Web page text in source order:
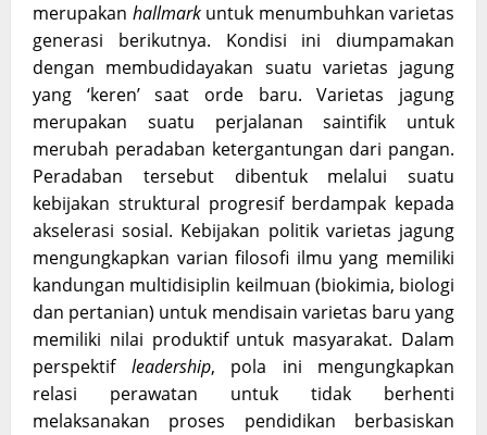
merupakan hallmark untuk menumbuhkan varietas
generasi berikutnya. Kondisi ini diumpamakan
dengan membudidayakan suatu varietas jagung
yang ‘keren’ saat orde baru. Varietas jagung
merupakan suatu perjalanan saintifik untuk
merubah peradaban ketergantungan dari pangan.
Peradaban tersebut dibentuk melalui suatu
kebijakan struktural progresif berdampak kepada
akselerasi sosial. Kebijakan politik varietas jagung
mengungkapkan varian filosofi ilmu yang memiliki
kandungan multidisiplin keilmuan (biokimia, biologi
dan pertanian) untuk mendisain varietas baru yang
memiliki nilai produktif untuk masyarakat. Dalam
perspektif leadership, pola ini mengungkapkan
relasi perawatan untuk tidak berhenti
melaksanakan proses pendidikan berbasiskan